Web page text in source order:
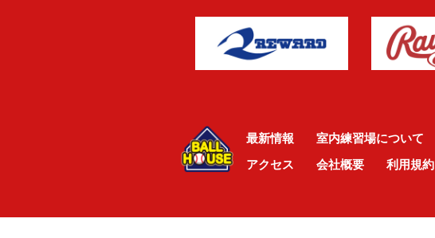
最新情報 室内練習場について
アクセス
会社概要 利用規約